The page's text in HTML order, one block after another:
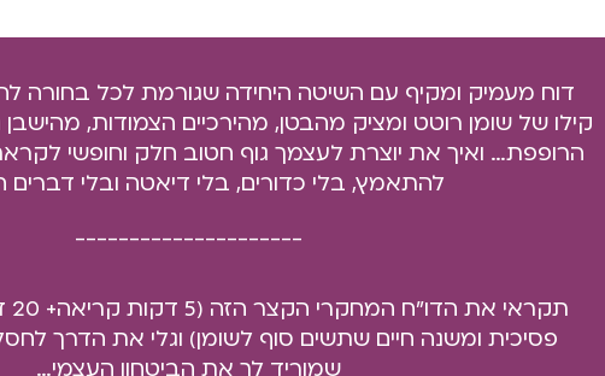
קילו של שומן רוטט ומציק מהבטן, מהירכיים הצמודות,
הרופפת… ​​ואיך את יוצרת לעצמך גוף חטוב חלק וחופשי
להתאמץ,​ בלי כדורים, בלי דיאטה ובלי דברים
_____________________
פסיכית ומשנה חיים שתשים סוף לשומן) וגלי את הדרך
שמוריד לך את הביטחון העצמי…